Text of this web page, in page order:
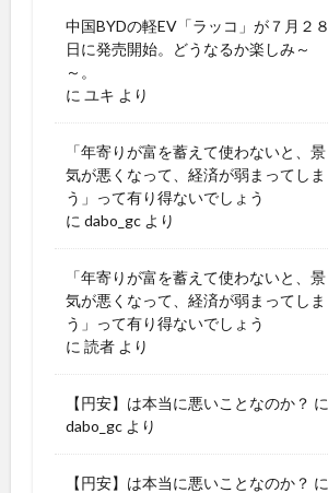
中国BYDの軽EV「ラッコ」が７月２８
日に発売開始。どうなるか楽しみ～
～。
に ユキ より
「年寄りが富を蓄えて使わないと、景
気が悪くなって、経済が弱まってしま
う」って有り得ないでしょう
に dabo_gc より
「年寄りが富を蓄えて使わないと、景
気が悪くなって、経済が弱まってしま
う」って有り得ないでしょう
に 読者 より
【円安】は本当に悪いことなのか？ に
dabo_gc より
【円安】は本当に悪いことなのか？ に